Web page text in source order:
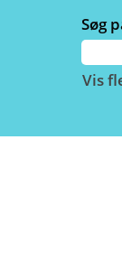
Søg
Vis